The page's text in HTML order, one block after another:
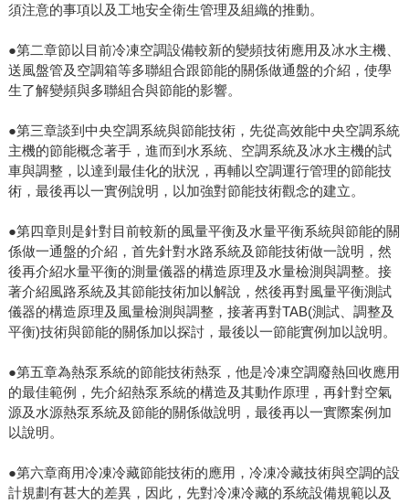
須注意的事項以及工地安全衛生管理及組織的推動。
●第二章節以目前冷凍空調設備較新的變頻技術應用及冰水主機、
送風盤管及空調箱等多聯組合跟節能的關係做通盤的介紹，使學
生了解變頻與多聯組合與節能的影響。
●第三章談到中央空調系統與節能技術，先從高效能中央空調系統
主機的節能概念著手，進而到水系統、空調系統及冰水主機的試
車與調整，以達到最佳化的狀況，再輔以空調運行管理的節能技
術，最後再以一實例說明，以加強對節能技術觀念的建立。
●第四章則是針對目前較新的風量平衡及水量平衡系統與節能的關
係做一通盤的介紹，首先針對水路系統及節能技術做一說明，然
後再介紹水量平衡的測量儀器的構造原理及水量檢測與調整。接
著介紹風路系統及其節能技術加以解說，然後再對風量平衡測試
儀器的構造原理及風量檢測與調整，接著再對TAB(測試、調整及
平衡)技術與節能的關係加以探討，最後以一節能實例加以說明。
●第五章為熱泵系統的節能技術熱泵，他是冷凍空調廢熱回收應用
的最佳範例，先介紹熱泵系統的構造及其動作原理，再針對空氣
源及水源熱泵系統及節能的關係做說明，最後再以一實際案例加
以說明。
●第六章商用冷凍冷藏節能技術的應用，冷凍冷藏技術與空調的設
計規劃有甚大的差異，因此，先對冷凍冷藏的系統設備規範以及